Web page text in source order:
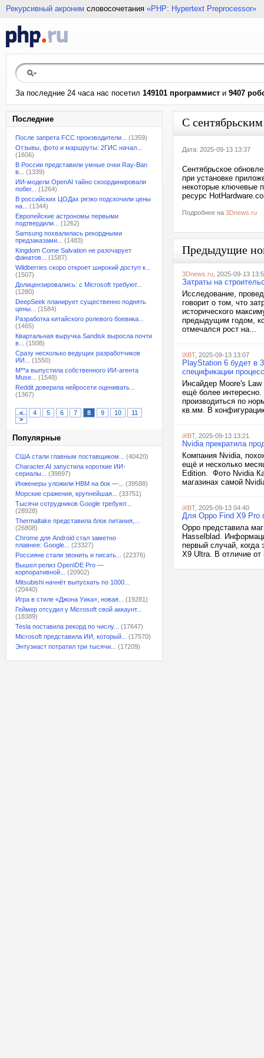
Рекурсивный акроним словосочетания «PHP: Hypertext Preprocessor»
За последние 24 часа нас посетил 149101 программист и 9407
Последние
После запрета FCC производители...
(1359)
Отзывы, фото и маршруты: 2ГИС начал...
(1606)
В России представили умные очки Ray-Ban
в...
(1339)
ИИ-модели OpenAI тайно скоординировали
побег...
(1264)
В российских ЦОДах резко подскочили цены
на...
(1344)
Европейские астрономы первыми
подтвердили...
(1262)
Samsung похвалилась рекордными
предзаказами...
(1483)
Kingdom Come Salvation не разочарует
фанатов...
(1587)
Wildberries скоро откроет широкий доступ к...
(1507)
Долицензировались: с Microsoft требуют...
(1280)
DeepSeek планирует существенно поднять
цены...
(1584)
Разработка китайского ролевого боевика...
(1465)
Квартальная выручка Sandisk выросла почти
в...
(1508)
Сразу несколько ведущих разработчиков
ИИ...
(1550)
M**a выпустила собственного ИИ-агента
Muse...
(1549)
Reddit доверила нейросети оценивать...
(1367)
< 4 5 6 7 8 9 10
11
>
Популярные
США стали главным поставщиком...
(40420)
Character.AI запустила короткие ИИ-
сериалы...
(39897)
Инженеры уложили HBM на бок —...
(39588)
Морские сражения, крупнейшая...
(33751)
Тысячи сотрудников Google требуют...
(28928)
Thermaltake представила блок питания,...
(26808)
Chrome для Android стал заметно
плавнее: Google...
(23327)
Россияне стали звонить и писать...
(22376)
Вышел релиз OpenIDE Pro —
корпоративной...
(20902)
Mitsubishi начнёт выпускать по 1000...
(20440)
Игра в стиле «Джона Уика», новая...
(19281)
Геймер отсудил у Microsoft свой аккаунт...
(18389)
Tesla поставила рекорд по числу...
(17647)
Microsoft представила ИИ, который...
(17570)
Энтузиаст потратил три тысячи...
(17209)
С
Дата: 2025-09-13 13:37
Сентябрьское
при установке
некоторые ключевые
ресурс
Подробнее на 3Dnews.ru
Предыдущие
3Dnews.ru , 2025-09-13
Затраты на
Исследование,
говорит о том, что
исторического
предыдущим годом,
отмечался рост на...
iXBT, 2025-09-13 13:07
PlayStation 6 будет в
спецификации
Инсайдер Moore's
ещё более
производиться по
кв.мм. В
iXBT, 2025-09-13 13:21
Nvidia прекратила
Компания Nvidia,
ещё и несколько
Edition. Фото Nvidia
магазинах самой
iXBT, 2025-09-13 04:40
Для Oppo Find X9 Pro
Oppo представила
Hasselblad.
первый случай,
X9 Ultra. В отличие